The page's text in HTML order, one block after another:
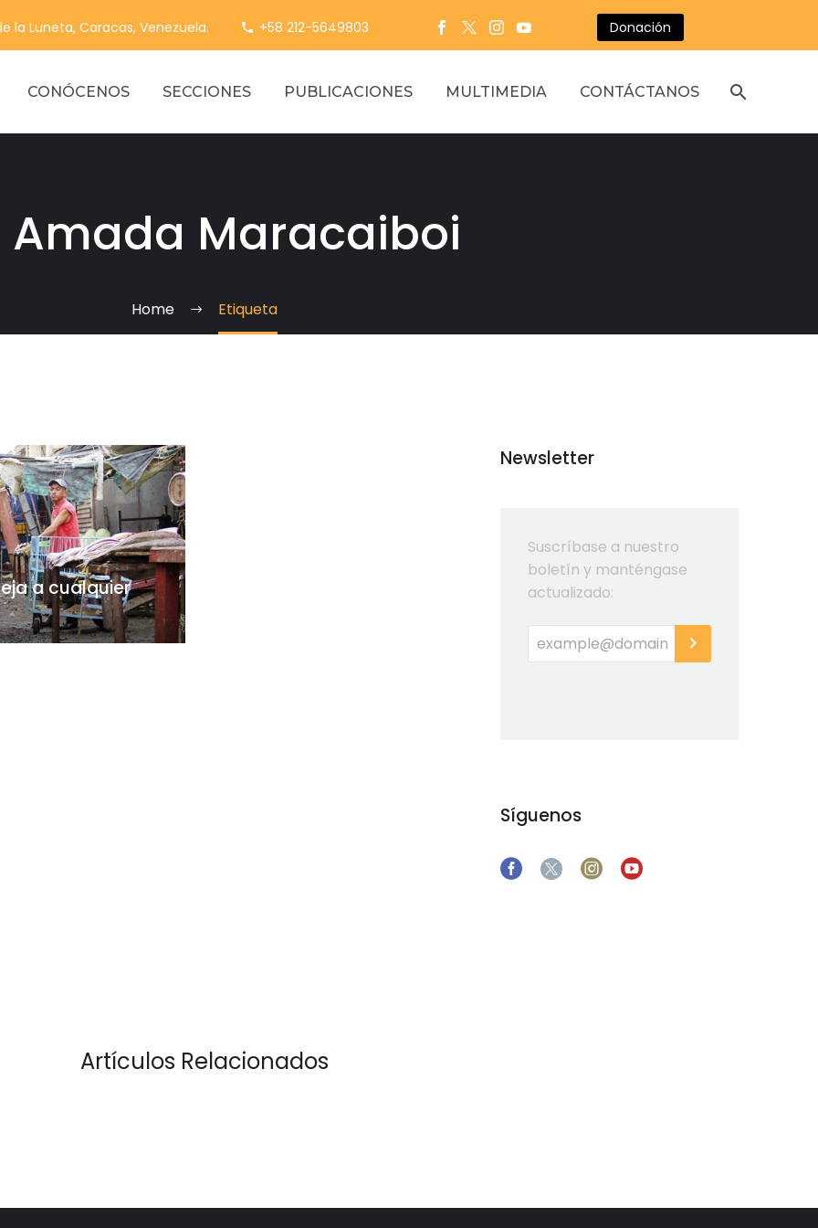
la Luneta, Caracas, Venezuela. +58 212-5649803 Donación
CONÓCENOS SECCIONES PUBLICACIONES MULTIMEDIA CONTÁCTANOS
Amada Maracaiboi
Home Etiqueta
a cualquier
Newsletter
Suscríbase a nuestro
boletín y manténgase
actualizado:
Síguenos
Artículos Relacionados